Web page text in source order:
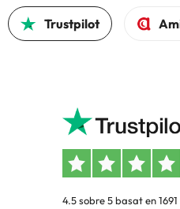
Trustpilot
4.5 sobre 5 basat en